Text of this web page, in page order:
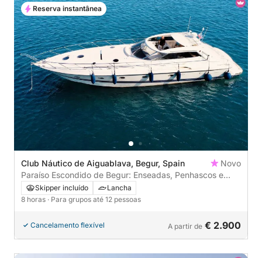
Club Náutico de Aiguablava, Begur, Spain
Novo
Paraíso Escondido de Begur: Enseadas, Penhascos e
Águas Cristalinas
Skipper incluído
Lancha
8 horas · Para grupos até 12 pessoas
Cancelamento flexível A partir de € 2.900
Reserva instantânea